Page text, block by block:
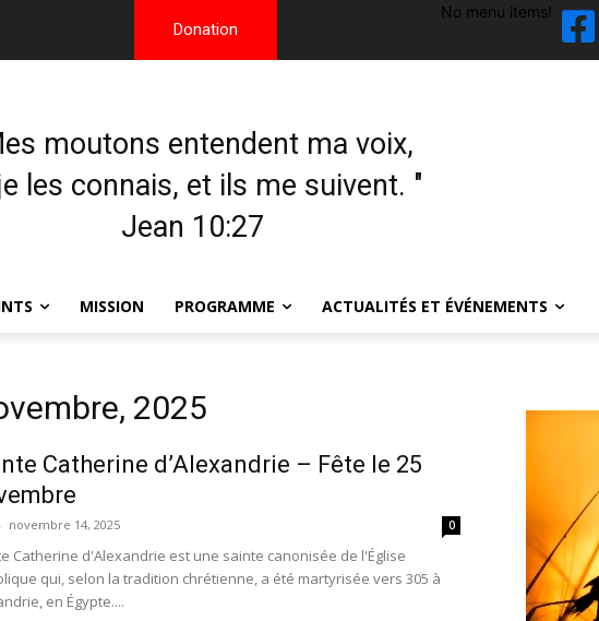
Donation
No menu items!
moutons entendent ma voix,
les connais, et ils me suivent. "
Jean 10:27
MISSION PROGRAMME ACTUALITÉS ET ÉVÉNEMENTS
2025
Catherine d’Alexandrie – Fête le 25
- novembre 14, 2025 0
Catherine d'Alexandrie est une sainte canonisée de l'Église
qui, selon la tradition chrétienne, a été martyrisée vers 305 à
en Égypte....